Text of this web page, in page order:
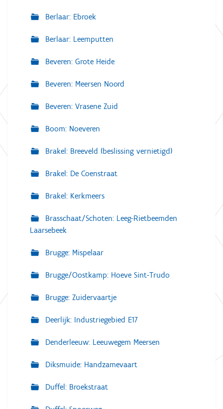
Berlaar: Ebroek
Berlaar: Leemputten
Beveren: Grote Heide
Beveren: Meersen Noord
Beveren: Vrasene Zuid
Boom: Noeveren
Brakel: Breeveld (beslissing vernietigd)
Brakel: De Coenstraat
Brakel: Kerkmeers
Brasschaat/Schoten: Leeg-Rietbeemden
Laarsebeek
Brugge: Mispelaar
Brugge/Oostkamp: Hoeve Sint-Trudo
Brugge: Zuidervaartje
Deerlijk: Industriegebied E17
Denderleeuw: Leeuwegem Meersen
Diksmuide: Handzamevaart
Duffel: Broekstraat